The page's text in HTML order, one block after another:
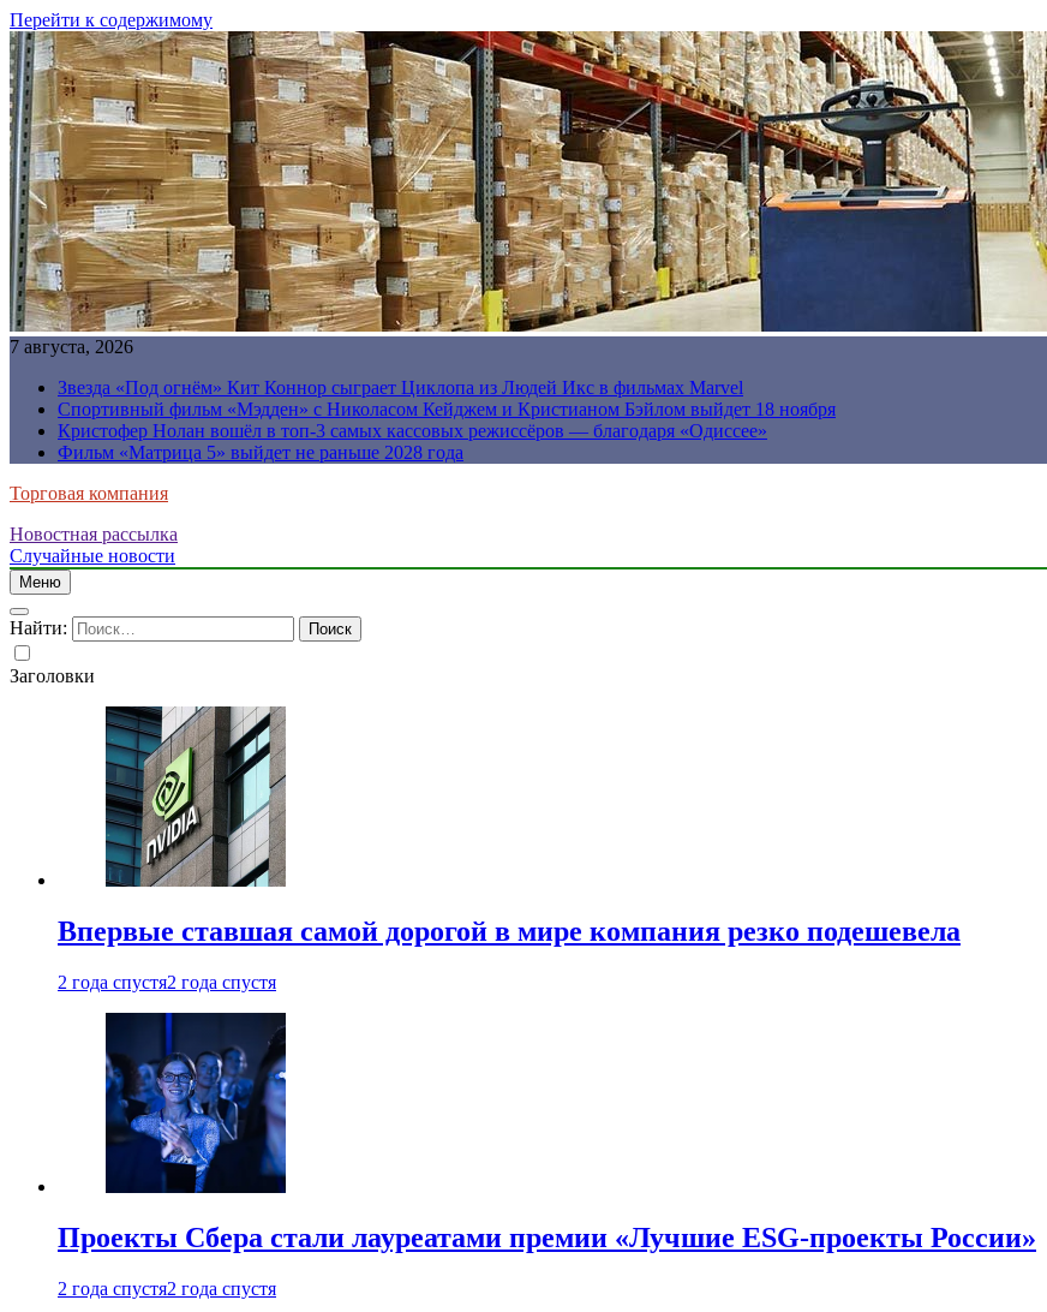
Перейти к содержимому
7 августа, 2026
Звезда «Под огнём» Кит Коннор сыграет Циклопа из Людей Икс в фильмах Marvel
Спортивный фильм «Мэдден» с Николасом Кейджем и Кристианом Бэйлом выйдет 18 ноября
Кристофер Нолан вошёл в топ-3 самых кассовых режиссёров — благодаря «Одиссее»
Фильм «Матрица 5» выйдет не раньше 2028 года
Торговая компания
Новостная рассылка
Случайные новости
Меню
Найти:
Заголовки
Впервые ставшая самой дорогой в мире компания резко подешевела
2 года спустя2 года спустя
Проекты Сбера стали лауреатами премии «Лучшие ESG-проекты России»
2 года спустя2 года спустя